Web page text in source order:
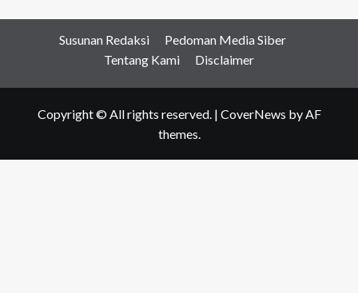
Susunan Redaksi
Pedoman Media Siber
Tentang Kami
Disclaimer
Copyright © All rights reserved. | CoverNews by AF
themes.